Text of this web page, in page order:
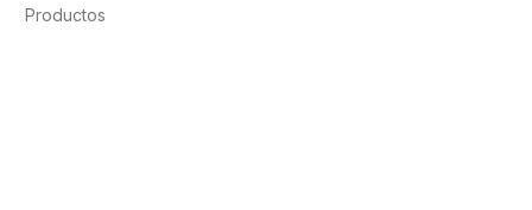
Productos